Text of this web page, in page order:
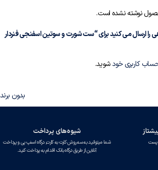
نوشته نشده است.
را ارسال می کنید برای “ست شورت و سوتین اسفنجی فنردار
حساب کاربری خودشوید.
بدون برند
پست
شیوه‌های پرداخت
شما میتوانید به سه روش کارت به کارت, درگاه اسنپ پی و پرداخت
آنلاین از طریق درگاه بانک اقدام به پرداخت کنید.